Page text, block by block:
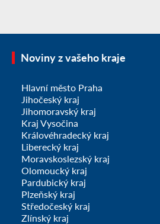
Noviny z vašeho kraje
Hlavní město Praha
Jihočeský kraj
Jihomoravský kraj
Kraj Vysočina
Královéhradecký kraj
Liberecký kraj
Moravskoslezský kraj
Olomoucký kraj
Pardubický kraj
Plzeňský kraj
Středočeský kraj
Zlínský kraj